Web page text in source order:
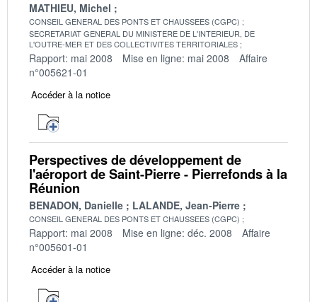
MATHIEU, Michel
CONSEIL GENERAL DES PONTS ET CHAUSSEES (CGPC)
SECRETARIAT GENERAL DU MINISTERE DE L'INTERIEUR, DE
L'OUTRE-MER ET DES COLLECTIVITES TERRITORIALES
Rapport: mai 2008 Mise en ligne: mai 2008
Affaire
n°005621-01
Accéder à la notice
Perspectives de développement de
l'aéroport de Saint-Pierre - Pierrefonds à la
Réunion
BENADON, Danielle LALANDE, Jean-Pierre
CONSEIL GENERAL DES PONTS ET CHAUSSEES (CGPC)
Rapport: mai 2008 Mise en ligne: déc. 2008
Affaire
n°005601-01
Accéder à la notice